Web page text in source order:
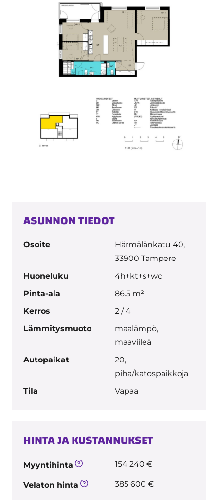
ASUNNON TIEDOT
Osoite
Härmälänkatu 40,
33900 Tampere
Huoneluku
4h+kt+s+wc
Pinta-ala
86.5 m²
Kerros
2 / 4
Lämmitysmuoto
maalämpö,
maaviileä
Autopaikat
20,
piha/katospaikkoja
Tila
Vapaa
HINTA JA KUSTANNUKSET
Myyntihinta 154 240 €
Velaton hinta 385 600 €